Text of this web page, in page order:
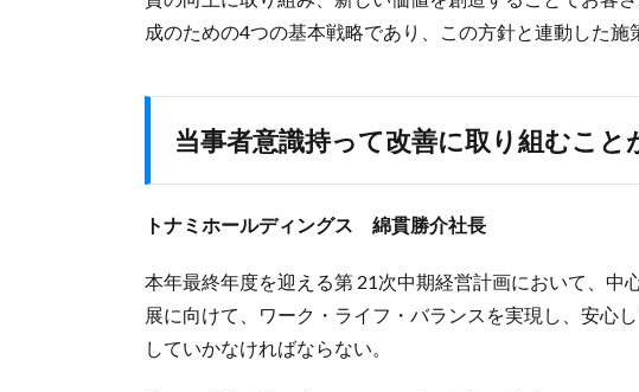
成のための4つの基本戦略であり、この方針と連動した施
当事者意識持って改善に取り組むこと
トナミホールディングス 綿貫勝介社長
本年最終年度を迎える第 21次中期経営計画において、中
展に向けて、ワーク・ライフ・バランスを実現し、安心
していかなければならない。